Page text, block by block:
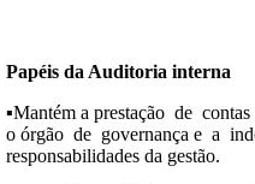
Papéis da Auditoria interna
▪Mantém a prestação de
o órgão de governança e a
responsabilidades da gestão.